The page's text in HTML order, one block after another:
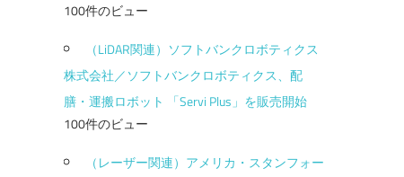
100件のビュー
（LiDAR関連）ソフトバンクロボティクス
株式会社／ソフトバンクロボティクス、配
膳・運搬ロボット 「Servi Plus」を販売開始
100件のビュー
（レーザー関連）アメリカ・スタンフォー